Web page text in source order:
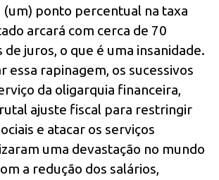
(um) ponto percentual na taxa
arcará com cerca de 70
de juros, o que é uma insanidade.
essa rapinagem, os sucessivos
da oligarquia financeira,
ajuste fiscal para restringir
e atacar os serviços
uma devastação no mundo
a redução dos salários,